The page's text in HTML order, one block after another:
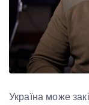
Україна може